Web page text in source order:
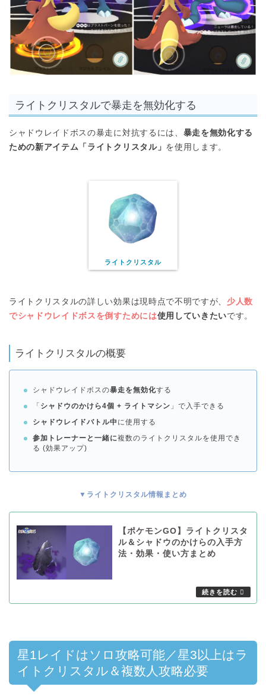
ライトクリスタルで暴走を無効化する
シャドウレイドボスの暴走に対抗するには、 暴走を無効化する
ための新アイテム「ライトクリスタル」 を使用します。
ライトクリスタル
ライトクリスタルの詳しい効果は現時点で不明ですが、 少人数
でシャドウレイドボスを倒すためには使用していきたいです。
ライトクリスタルの概要
シャドウレイドボスの暴走を無効化する
「 シャドウのかけら4個 + ライトマシン 」で入手できる
シャドウレイドバトル中 に使用する
参加トレーナーと一緒に複数のライトクリスタルを使用でき
る (効果アップ)
▼ライトクリスタル情報まとめ
【ポケモンGO】ライトクリスタ
ル＆シャドウのかけらの入手方
法・効果・使い方まとめ
星1レイドはソロ攻略可能／星3以上はラ
イトクリスタル＆複数人攻略必要